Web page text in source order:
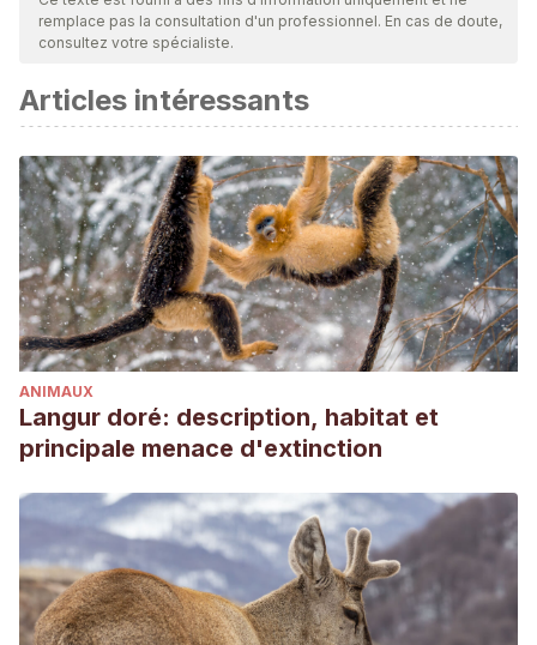
remplace pas la consultation d'un professionnel. En cas de doute,
consultez votre spécialiste.
Articles intéressants
ANIMAUX
Langur doré: description, habitat et
principale menace d'extinction